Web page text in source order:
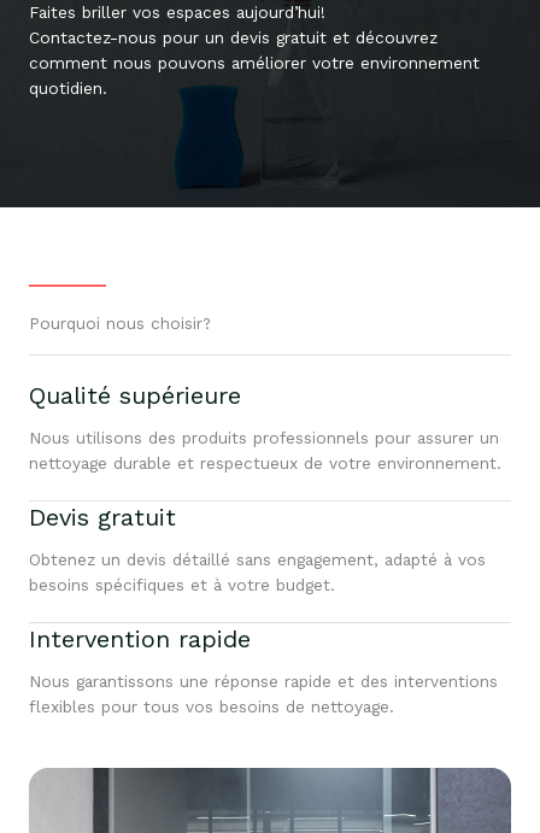
Faites briller vos espaces aujourd’hui!
Contactez-nous pour un devis gratuit et découvrez
comment nous pouvons améliorer votre environnement
quotidien.
Pourquoi nous choisir?
Qualité supérieure
Nous utilisons des produits professionnels pour assurer un
nettoyage durable et respectueux de votre environnement.
Devis gratuit
Obtenez un devis détaillé sans engagement, adapté à vos
besoins spécifiques et à votre budget.
Intervention rapide
Nous garantissons une réponse rapide et des interventions
flexibles pour tous vos besoins de nettoyage.